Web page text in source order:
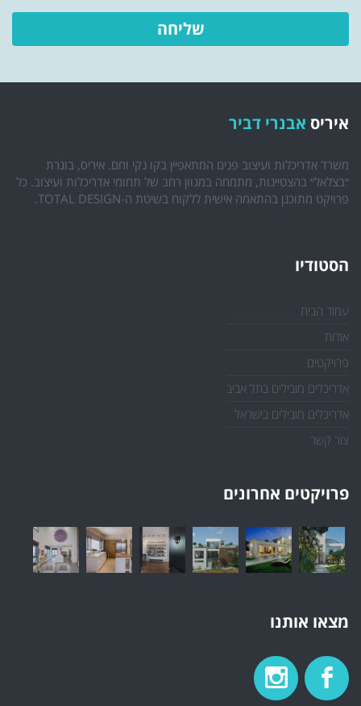
איריס אבנרי דביר
משרד אדריכלות ועיצוב פנים המתאפיין בקו נקי וחם. איריס, בוגרת
״בצלאל״ בהצטיינות, מתמחה במגוון רחב של תחומי אדריכלות ועיצוב. כל
פרויקט מתוכנן בהתאמה אישית ללקוח בשיטת ה-TOTAL DESIGN.
הסטודיו
עמוד הבית
אודות
פרויקטים
אדריכלים מובילים בתל אביב
אדריכלים מובילים בישראל
צור קשר
פרויקטים אחרונים
מצאו אותנו